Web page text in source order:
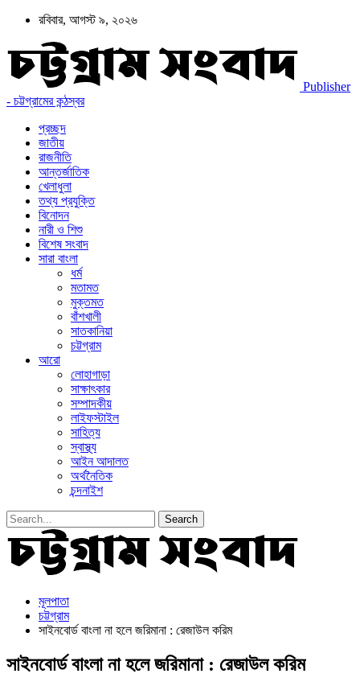
রবিবার, আগস্ট ৯, ২০২৬
Publisher
- চট্টগ্রামের কন্ঠস্বর
প্রচ্ছদ
জাতীয়
রাজনীতি
আন্তর্জাতিক
খেলাধুলা
তথ্য প্রযুক্তি
বিনোদন
নারী ও শিশু
বিশেষ সংবাদ
সারা বাংলা
ধর্ম
মতামত
মুক্তমত
বাঁশখালী
সাতকানিয়া
চট্টগ্রাম
আরো
লোহাগাড়া
সাক্ষাৎকার
সম্পাদকীয়
লাইফস্টাইল
সাহিত্য
স্বাস্থ্য
আইন আদালত
অর্থনৈতিক
চন্দনাইশ
মূলপাতা
চট্টগ্রাম
সাইনবোর্ড বাংলা না হলে জরিমানা : রেজাউল করিম
সাইনবোর্ড বাংলা না হলে জরিমানা : রেজাউল করিম